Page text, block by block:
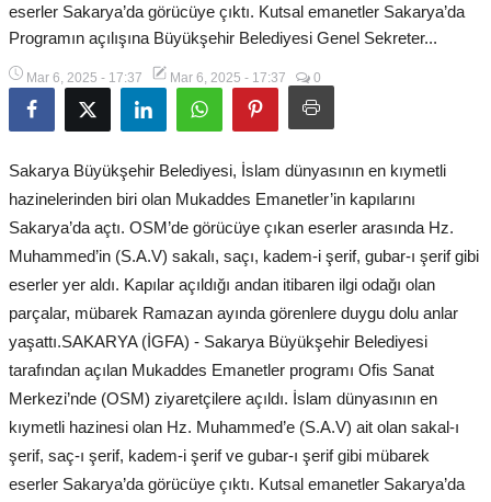
eserler Sakarya’da görücüye çıktı. Kutsal emanetler Sakarya’da
Programın açılışına Büyükşehir Belediyesi Genel Sekreter...
Mar 6, 2025 - 17:37 Mar 6, 2025 - 17:37 0
Sakarya Büyükşehir Belediyesi, İslam dünyasının en kıymetli
hazinelerinden biri olan Mukaddes Emanetler’in kapılarını
Sakarya’da açtı. OSM’de görücüye çıkan eserler arasında Hz.
Muhammed’in (S.A.V) sakalı, saçı, kadem-i şerif, gubar-ı şerif gibi
eserler yer aldı. Kapılar açıldığı andan itibaren ilgi odağı olan
parçalar, mübarek Ramazan ayında görenlere duygu dolu anlar
yaşattı.SAKARYA (İGFA) - Sakarya Büyükşehir Belediyesi
tarafından açılan Mukaddes Emanetler programı Ofis Sanat
Merkezi’nde (OSM) ziyaretçilere açıldı. İslam dünyasının en
kıymetli hazinesi olan Hz. Muhammed’e (S.A.V) ait olan sakal-ı
şerif, saç-ı şerif, kadem-i şerif ve gubar-ı şerif gibi mübarek
eserler Sakarya’da görücüye çıktı. Kutsal emanetler Sakarya’da